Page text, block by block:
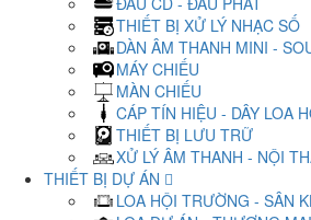
THIẾT BỊ XỬ LÝ NHẠC SỐ
DÀN ÂM THANH MINI -
MÁY CHIẾU
MÀN CHIẾU
CÁP TÍN HIỆU - DÂY LOA
THIẾT BỊ LƯU TRỮ
XỬ LÝ ÂM THANH - NỘI
THIẾT BỊ DỰ ÁN
LOA HỘI TRƯỜNG - SÂN